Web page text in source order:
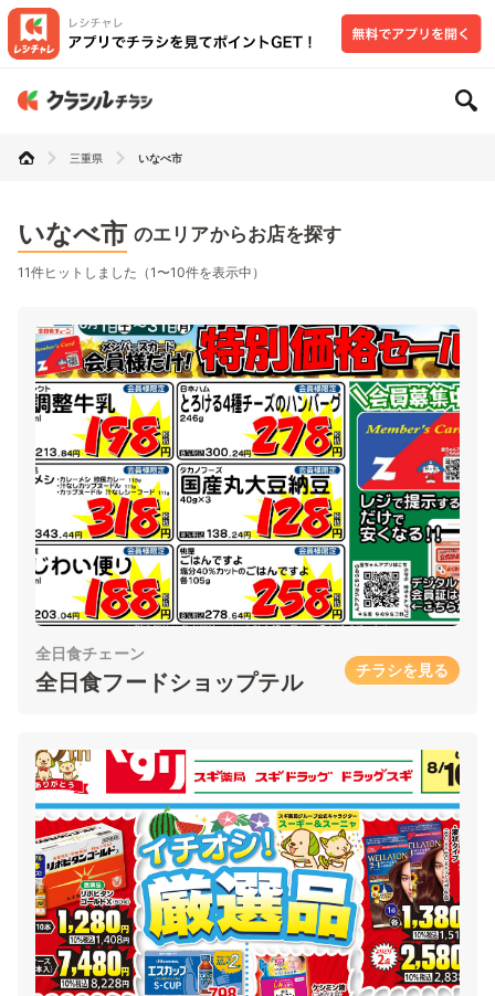
三重県 いなべ市
いなべ市 のエリアからお店を探す
11件ヒットしました（1〜10件を表示中）
全日食チェーン
全日食フードショップテル チラシを見る